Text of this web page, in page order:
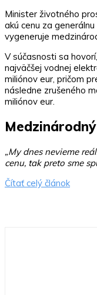
Minister životného
akú cenu za
vygeneruje
V súčasnosti sa
najväčšej vodnej
miliónov eur, pričom
následne zrušeného
miliónov eur.
„My dnes nevieme
cenu, tak preto sme
Čítať celý článok